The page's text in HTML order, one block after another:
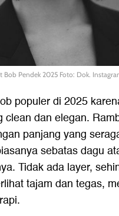
Bob Pendek 2025 Foto: Dok.
populer di 2025
clean dan elegan.
panjang yang
sebatas dagu
Tidak ada layer,
tajam dan tegas,